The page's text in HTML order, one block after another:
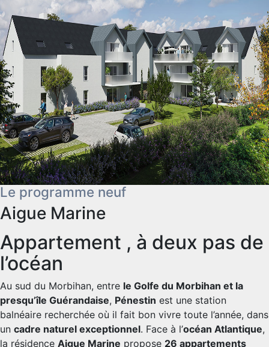
Le programme neuf
Aigue Marine
Appartement , à deux pas de
l’océan
Au sud du Morbihan, entre le Golfe du Morbihan et la
presqu’île Guérandaise, Pénestin est une station
balnéaire recherchée où il fait bon vivre toute l’année, dans
un cadre naturel exceptionnel. Face à l’océan Atlantique,
la résidence Aigue Marine propose 26 appartements